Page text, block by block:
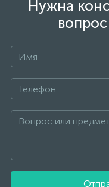
Нужна